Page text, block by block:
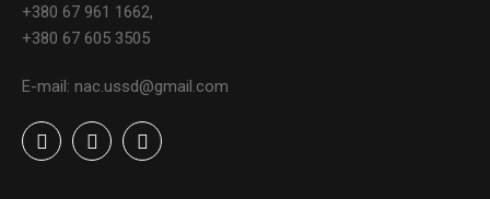
+380 67 961 1662,
+380 67 605 3505
E-mail: nac.ussd@gmail.com